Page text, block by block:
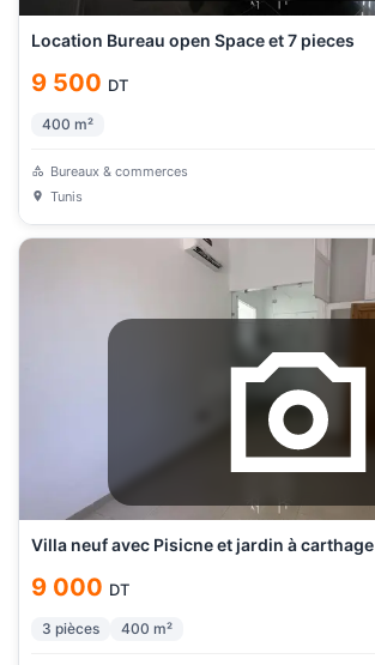
Location Bureau open Space et 7 pieces
9 500 DT
400 m²
Bureaux & commerces
Tunis
Villa neuf avec Pisicne et jardin à carthage
9 000 DT
3 pièces 400 m²